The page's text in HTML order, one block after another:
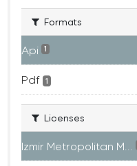
Formats
Api 1
Pdf 1
Licenses
Izmir Metropolitan M...